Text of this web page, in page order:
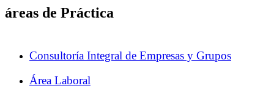
áreas de Práctica
Consultoría Integral de Empresas y Grupos
Área Laboral